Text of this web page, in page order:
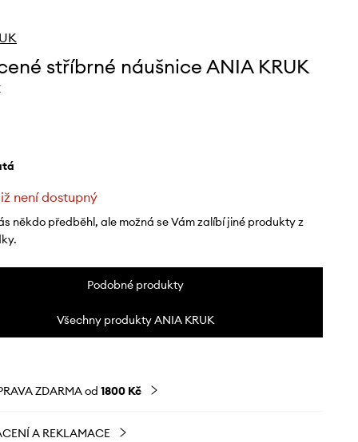
stříbrné náušnice ANIA KRUK
není dostupný
někdo předběhl, ale možná se Vám zalíbí jiné produkty z
Podobné produkty
Všechny produkty ANIA KRUK
ZDARMA od 1800 Kč
A REKLAMACE